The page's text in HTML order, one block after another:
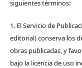
siguientes términos:
1. El Servicio de
editorial) conserva los
obras publicadas, y
bajo la licencia de uso